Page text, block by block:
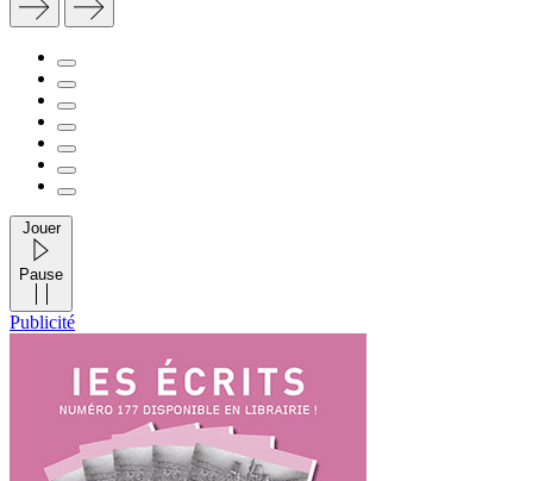
Jouer
Pause
Publicité